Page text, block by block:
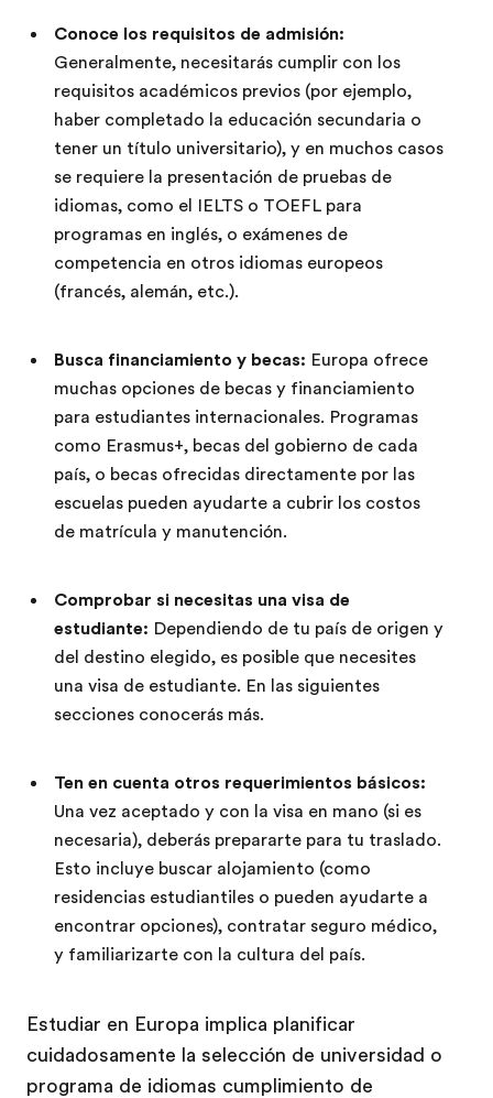
Conoce los requisitos de admisión:
Generalmente, necesitarás cumplir con los
requisitos académicos previos (por ejemplo,
haber completado la educación secundaria o
tener un título universitario), y en muchos casos
se requiere la presentación de pruebas de
idiomas, como el IELTS o TOEFL para
programas en inglés, o exámenes de
competencia en otros idiomas europeos
(francés, alemán, etc.).
Busca financiamiento y becas: Europa ofrece
muchas opciones de becas y financiamiento
para estudiantes internacionales. Programas
como Erasmus+, becas del gobierno de cada
país, o becas ofrecidas directamente por las
escuelas pueden ayudarte a cubrir los costos
de matrícula y manutención.
Comprobar si necesitas una visa de
estudiante: Dependiendo de tu país de origen y
del destino elegido, es posible que necesites
una visa de estudiante. En las siguientes
secciones conocerás más.
Ten en cuenta otros requerimientos básicos:
Una vez aceptado y con la visa en mano (si es
necesaria), deberás prepararte para tu traslado.
Esto incluye buscar alojamiento (como
residencias estudiantiles o pueden ayudarte a
encontrar opciones), contratar seguro médico,
y familiarizarte con la cultura del país.
Estudiar en Europa implica planificar
cuidadosamente la selección de universidad o
programa de idiomas cumplimiento de